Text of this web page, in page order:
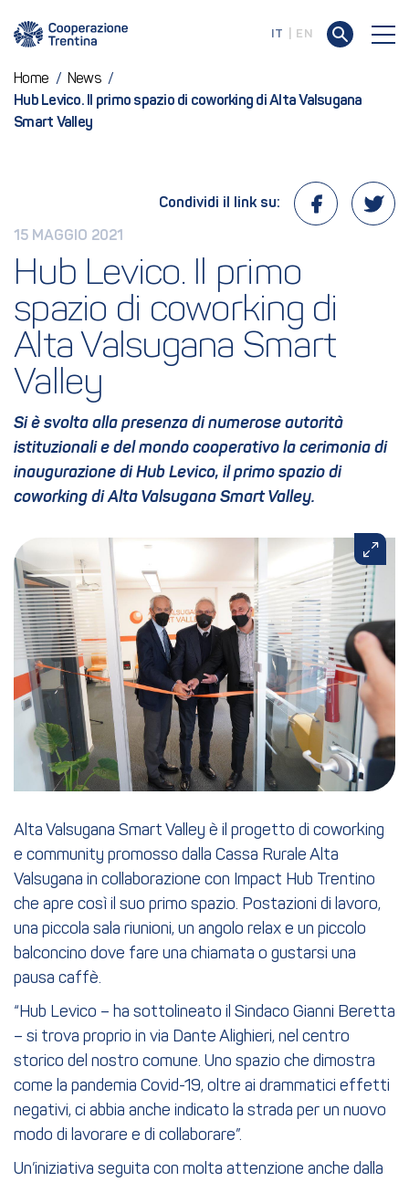
IT EN
Home / News /
Hub Levico. Il primo spazio di coworking di Alta Valsugana
Smart Valley
15 MAGGIO 2021
Condividi il link su:
Hub Levico. Il primo
spazio di coworking di
Alta Valsugana Smart
Valley
Si è svolta alla presenza di numerose autorità
istituzionali e del mondo cooperativo la cerimonia di
inaugurazione di Hub Levico, il primo spazio di
coworking di Alta Valsugana Smart Valley.
Alta Valsugana Smart Valley è il progetto di coworking
e community promosso dalla Cassa Rurale Alta
Valsugana in collaborazione con Impact Hub Trentino
che apre così il suo primo spazio. Postazioni di lavoro,
una piccola sala riunioni, un angolo relax e un piccolo
balconcino dove fare una chiamata o gustarsi una
pausa caffè.
“Hub Levico – ha sottolineato il Sindaco Gianni Beretta
– si trova proprio in via Dante Alighieri, nel centro
storico del nostro comune. Uno spazio che dimostra
come la pandemia Covid-19, oltre ai drammatici effetti
negativi, ci abbia anche indicato la strada per un nuovo
modo di lavorare e di collaborare”.
Un’iniziativa seguita con molta attenzione anche dalla